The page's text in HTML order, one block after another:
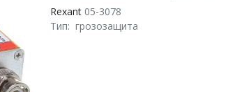
Rexant05-3078
Тип: грозозащита